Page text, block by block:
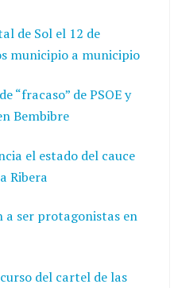
de Sol el 12 de
municipio a municipio
“fracaso” de PSOE y
Bembibre
el estado del cauce
Ribera
a ser protagonistas en
del cartel de las